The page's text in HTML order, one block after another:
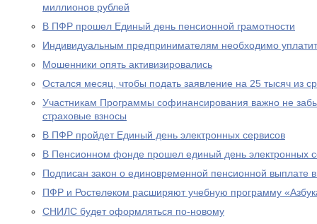
миллионов рублей
В ПФР прошел Единый день пенсионной грамотности
Индивидуальным предпринимателям необходимо
Мошенники опять активизировались
Остался месяц, чтобы подать заявление на 25 тысяч из
Участникам Программы софинансирования важно не
страховые взносы
В ПФР пройдет Единый день электронных сервисов
В Пенсионном фонде прошел единый день электронных
Подписан закон о единовременной пенсионной выплате
ПФР и Ростелеком расширяют учебную программу
СНИЛС будет оформляться по-новому